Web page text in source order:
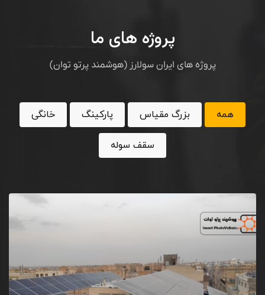
پروژه های ما
پروژه های ایران سولارز (هوشمند پرتو توان)
همه بزرگ مقیاس پارکینگ خانگی
سقف سوله